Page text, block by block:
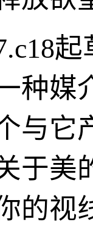
种媒
与它
于美
的视